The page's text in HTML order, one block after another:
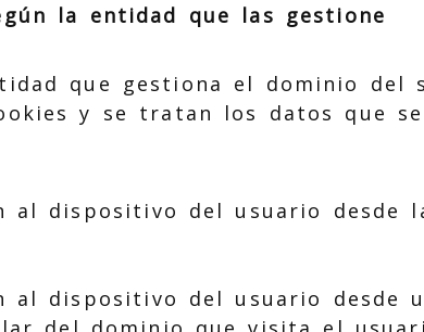
la entidad que las gestione
que gestiona el dominio del
y se tratan los datos que
al dispositivo del usuario desde
al dispositivo del usuario desde